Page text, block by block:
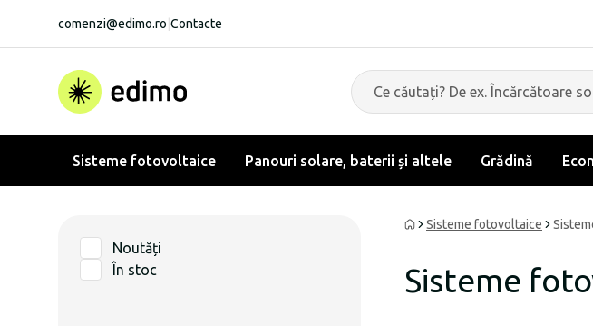
comenzi@edimo.ro Contacte
Sisteme fotovoltaice Panouri solare, baterii și altele Grădină
Noutăți
În stoc
Sisteme fotovoltaice
Sisteme